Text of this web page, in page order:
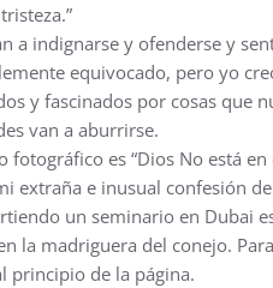
a indignarse y ofenderse y
equivocado, pero yo
y fascinados por cosas que
van a aburrirse.
fotográfico es “Dios No está
extraña e inusual confesión
un seminario en Dubai
la madriguera del conejo.
principio de la página.